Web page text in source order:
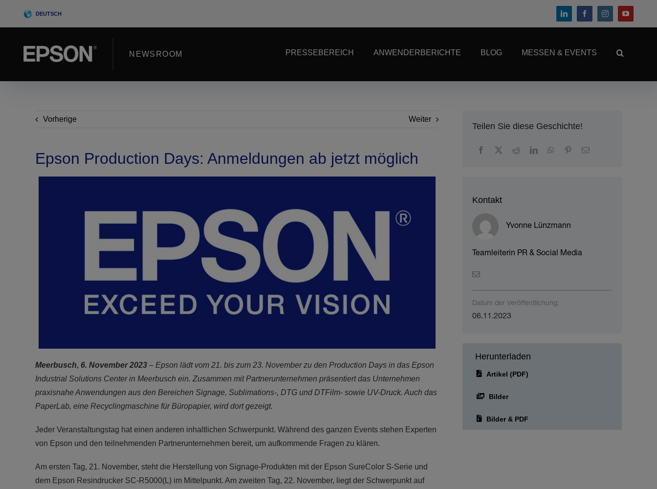
DEUTSCH
NEWSROOM PRESSEBEREICH ANWENDERBERICHTE BLOG MESSEN & EVENTS
Vorherige Weiter
Epson Production Days: Anmeldungen ab jetzt möglich
Meerbusch, 6. November 2023– Epson lädt vom 21. bis zum 23. November zu den Production Days in das Epson
Industrial Solutions Center in Meerbusch ein. Zusammen mit Partnerunternehmen präsentiert das Unternehmen
praxisnahe Anwendungen aus den Bereichen Signage, Sublimations-, DTG und DTFilm- sowie UV-Druck. Auch das
PaperLab, eine Recyclingmaschine für Büropapier, wird dort gezeigt.
Jeder Veranstaltungstag hat einen anderen inhaltlichen Schwerpunkt. Während des ganzen Events stehen Experten
von Epson und den teilnehmenden Partnerunternehmen bereit, um aufkommende Fragen zu klären.
Am ersten Tag, 21. November, steht die Herstellung von Signage-Produkten mit der Epson SureColor S-Serie und
dem Epson Resindrucker SC-R5000(L) im Mittelpunkt. Am zweiten Tag, 22. November, liegt der Schwerpunkt auf
Teilen Sie diese Geschichte!
Kontakt
Yvonne Lünzmann
Teamleiterin PR & Social Media
Datum der Veröffentlichung:
06.11.2023
Herunterladen
Artikel (PDF)
Bilder
Bilder & PDF